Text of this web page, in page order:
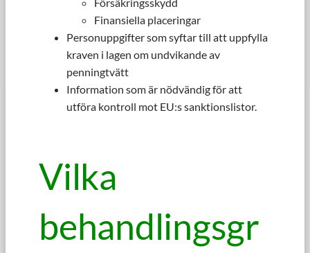
Finansiella placeringar
Personuppgifter som syftar till att uppfylla
kraven i lagen om undvikande av
penningtvätt
Information som är nödvändig för att
utföra kontroll mot EU:s sanktionslistor.
Vilka
behandlingsgr